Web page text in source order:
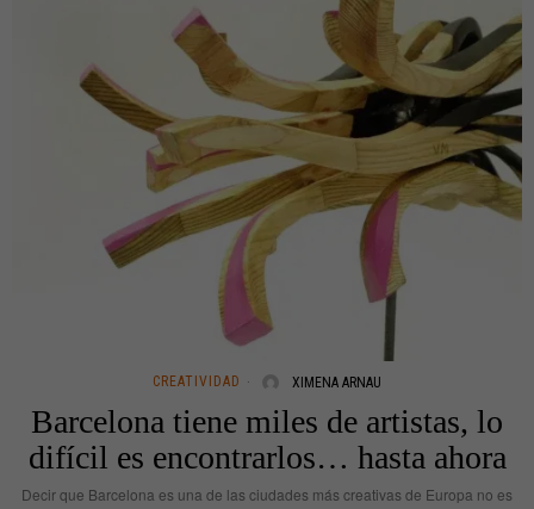
CREATIVIDAD XIMENA ARNAU
Barcelona tiene miles de artistas, lo
difícil es encontrarlos… hasta ahora
Decir que Barcelona es una de las ciudades más creativas de Europa no es